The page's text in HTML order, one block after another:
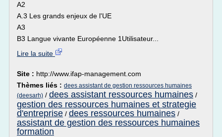
A2
A.3 Les grands enjeux de l'UE
A3
B3 Langue vivante Européenne 1Utilisateur...
Lire la suite
Site : http://www.ifap-management.com
Thèmes liés : dees assistant de gestion ressources humaines
(deesarh) / dees assistant ressources humaines /
gestion des ressources humaines et strategie
d'entreprise / dees ressources humaines /
assistant de gestion des ressources humaines
formation